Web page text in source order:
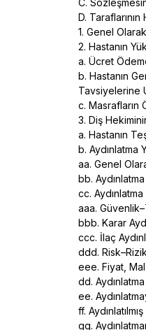
C.
D.
1. Genel
2. Hastanın
a. Ücret
b. Hastanın
Tavsiyelerine
c. Masrafların
3. Diş
a. Hastanın
b. Aydınlatma
aa. Genel
bb.
cc.
aaa.
bbb. Karar
ccc. İlaç
ddd.
eee. Fiyat,
dd.
ee.
ff.
gg.